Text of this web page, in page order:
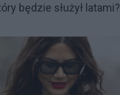
będzie służył latami?